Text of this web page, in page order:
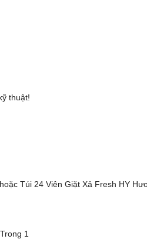
thuật!
Túi 24 Viên Giặt Xả Fresh HY
1